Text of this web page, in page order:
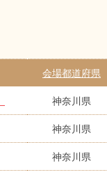
会場都道府県
神奈川県
神奈川県
神奈川県